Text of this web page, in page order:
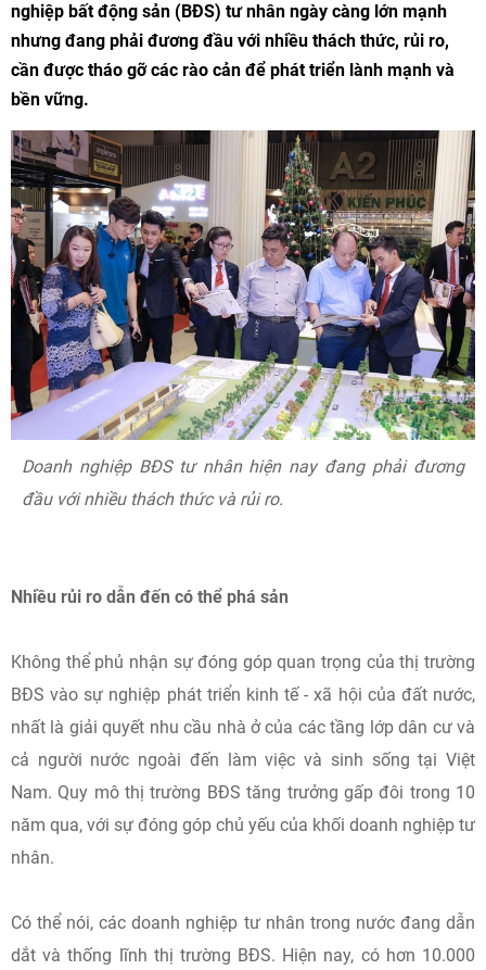
nghiệp bất động sản (BĐS) tư nhân ngày càng lớn mạnh
nhưng đang phải đương đầu với nhiều thách thức, rủi ro,
cần được tháo gỡ các rào cản để phát triển lành mạnh và
bền vững.
Doanh nghiệp BĐS tư nhân hiện nay đang phải đương
đầu với nhiều thách thức và rủi ro.
Nhiều rủi ro dẫn đến có thể phá sản
Không thể phủ nhận sự đóng góp quan trọng của thị trường
BĐS vào sự nghiệp phát triển kinh tế - xã hội của đất nước,
nhất là giải quyết nhu cầu nhà ở của các tầng lớp dân cư và
cả người nước ngoài đến làm việc và sinh sống tại Việt
Nam. Quy mô thị trường BĐS tăng trưởng gấp đôi trong 10
năm qua, với sự đóng góp chủ yếu của khối doanh nghiệp tư
nhân.
Có thể nói, các doanh nghiệp tư nhân trong nước đang dẫn
dắt và thống lĩnh thị trường BĐS. Hiện nay, có hơn 10.000